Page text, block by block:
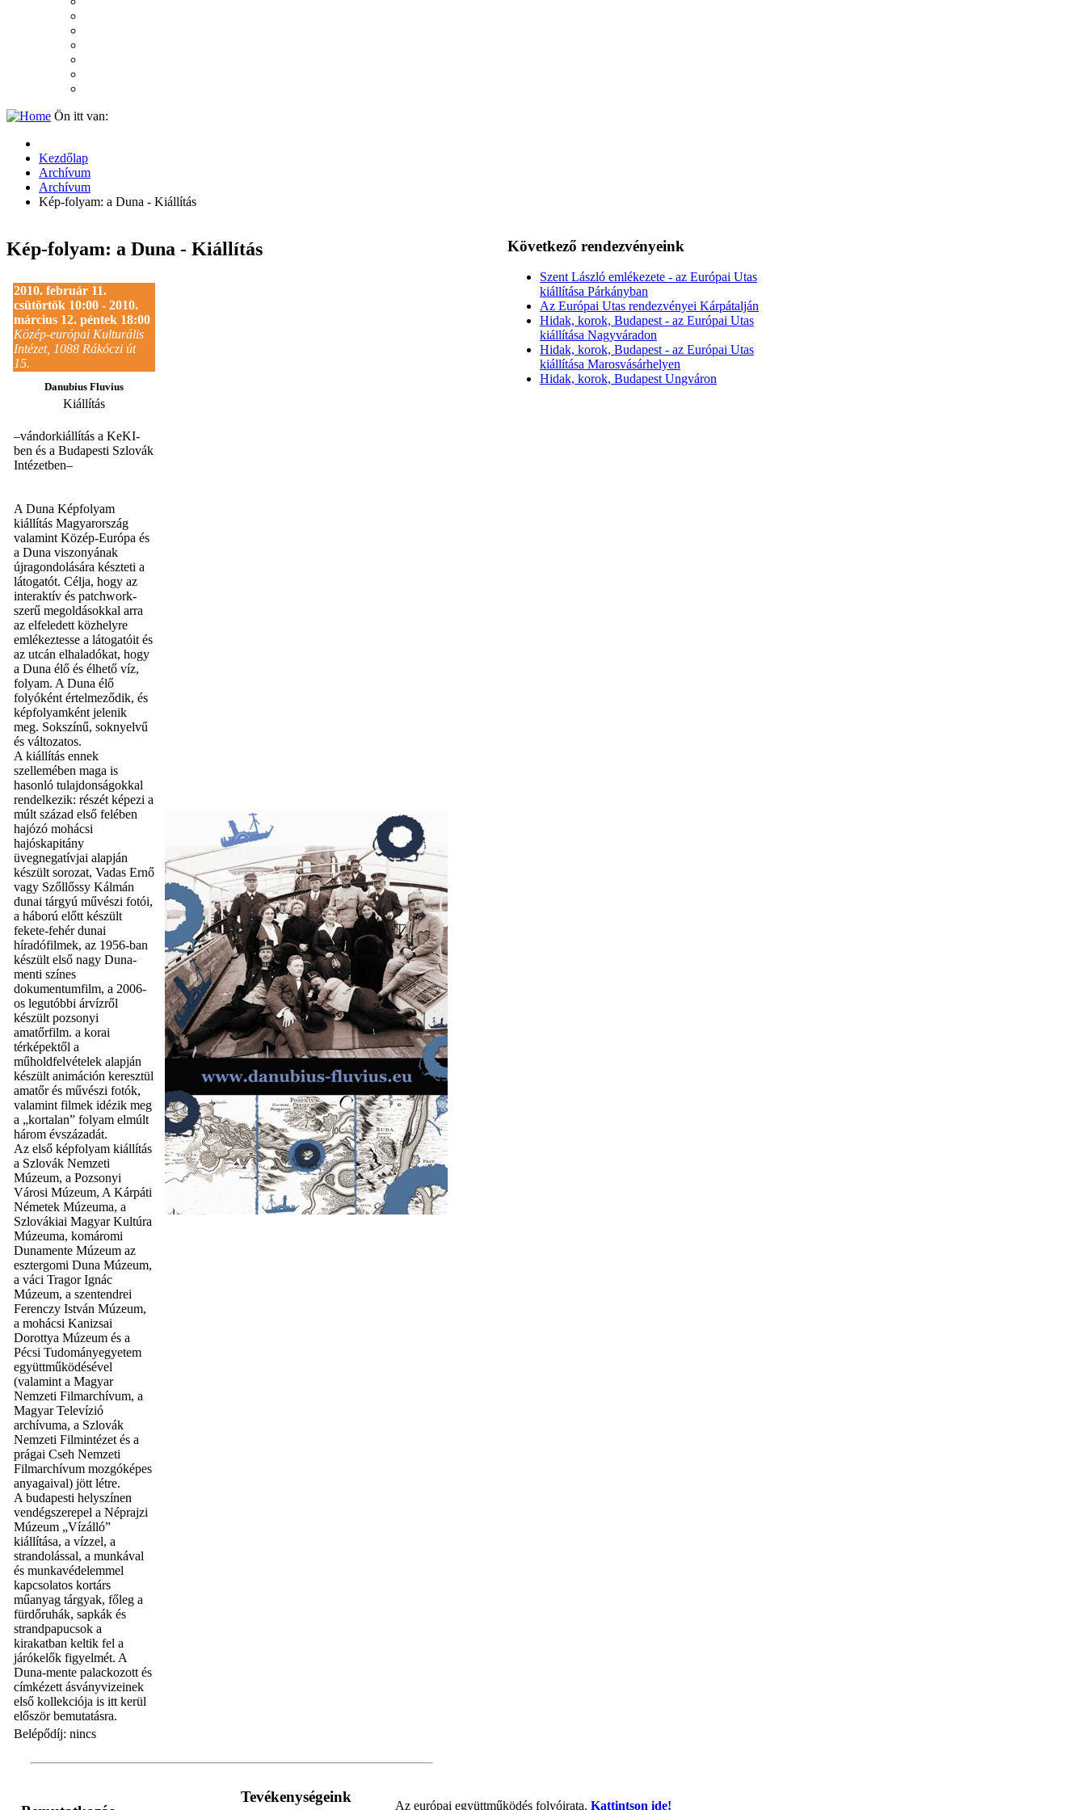
Ön itt van:
Kezdőlap
Archívum
Archívum
Kép-folyam: a Duna - Kiállítás
Kép-folyam: a Duna - Kiállítás
2010. február 11.
csütörtök 10:00 - 2010.
március 12. péntek 18:00
Közép-európai Kulturális
Intézet, 1088 Rákóczi út
15.
Danubius Fluvius
Kiállítás
–vándorkiállítás a KeKI-
ben és a Budapesti Szlovák
Intézetben–
A Duna Képfolyam
kiállítás Magyarország
valamint Közép-Európa és
a Duna viszonyának
újragondolására készteti a
látogatót. Célja, hogy az
interaktív és patchwork-
szerű megoldásokkal arra
az elfeledett közhelyre
emlékeztesse a látogatóit és
az utcán elhaladókat, hogy
a Duna élő és élhető víz,
folyam. A Duna élő
folyóként értelmeződik, és
képfolyamként jelenik
meg. Sokszínű, soknyelvű
és változatos.
A kiállítás ennek
szellemében maga is
hasonló tulajdonságokkal
rendelkezik: részét képezi a
múlt század első felében
hajózó mohácsi
hajóskapitány
üvegnegatívjai alapján
készült sorozat, Vadas Ernő
vagy Szőllőssy Kálmán
dunai tárgyú művészi fotói,
a háború előtt készült
fekete-fehér dunai
híradófilmek, az 1956-ban
készült első nagy Duna-
menti színes
dokumentumfilm, a 2006-
os legutóbbi árvízről
készült pozsonyi
amatőrfilm. a korai
térképektől a
műholdfelvételek alapján
készült animáción keresztül
amatőr és művészi fotók,
valamint filmek idézik meg
a „kortalan” folyam elmúlt
három évszázadát.
Az első képfolyam kiállítás
a Szlovák Nemzeti
Múzeum, a Pozsonyi
Városi Múzeum, A Kárpáti
Németek Múzeuma, a
Szlovákiai Magyar Kultúra
Múzeuma, komáromi
Dunamente Múzeum az
esztergomi Duna Múzeum,
a váci Tragor Ignác
Múzeum, a szentendrei
Ferenczy István Múzeum,
a mohácsi Kanizsai
Dorottya Múzeum és a
Pécsi Tudományegyetem
együttműködésével
(valamint a Magyar
Nemzeti Filmarchívum, a
Magyar Televízió
archívuma, a Szlovák
Nemzeti Filmintézet és a
prágai Cseh Nemzeti
Filmarchívum mozgóképes
anyagaival) jött létre.
A budapesti helyszínen
vendégszerepel a Néprajzi
Múzeum „Vízálló”
kiállítása, a vízzel, a
strandolással, a munkával
és munkavédelemmel
kapcsolatos kortárs
műanyag tárgyak, főleg a
fürdőruhák, sapkák és
strandpapucsok a
kirakatban keltik fel a
járókelők figyelmét. A
Duna-mente palackozott és
címkézett ásványvizeinek
első kollekciója is itt kerül
először bemutatásra.
Belépődíj: nincs
Következő rendezvényeink
Szent László emlékezete - az Európai Utas
kiállítása Párkányban
Az Európai Utas rendezvényei Kárpátalján
Hidak, korok, Budapest - az Európai Utas
kiállítása Nagyváradon
Hidak, korok, Budapest - az Európai Utas
kiállítása Marosvásárhelyen
Hidak, korok, Budapest Ungváron
Tevékenységeink
Az európai együttműködés folyóirata. Kattintson ide!